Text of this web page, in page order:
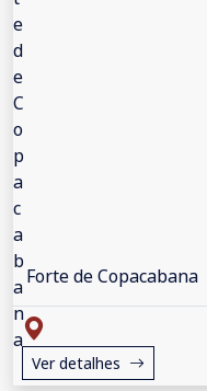
Forte de Copacabana
Ver detalhes